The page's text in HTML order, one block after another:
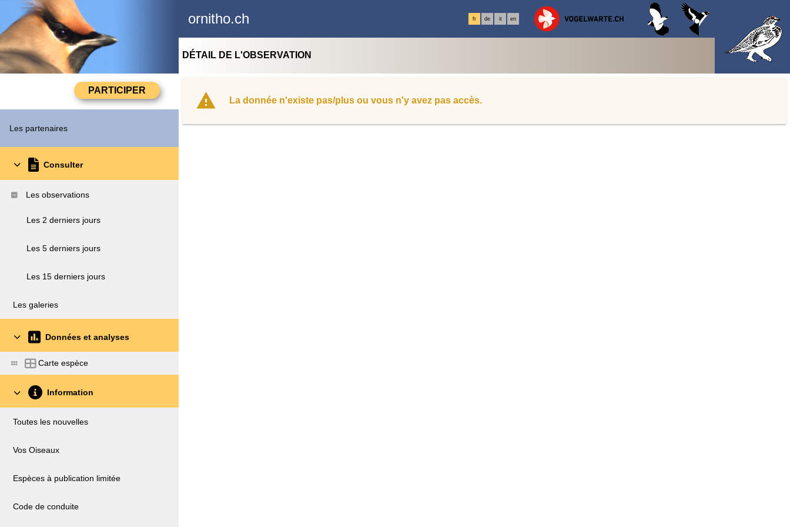
ornitho.ch fr de it en
Les partenaires
Consulter
Les observations
Les 2 derniers jours
Les 5 derniers jours
Les 15 derniers jours
Les galeries
Données et analyses
Carte espèce
Information
Toutes les nouvelles
Vos Oiseaux
Espèces à publication limitée
Code de conduite
DÉTAIL DE L'OBSERVATION
La donnée n'existe pas/plus ou vous n'y avez pas accès.